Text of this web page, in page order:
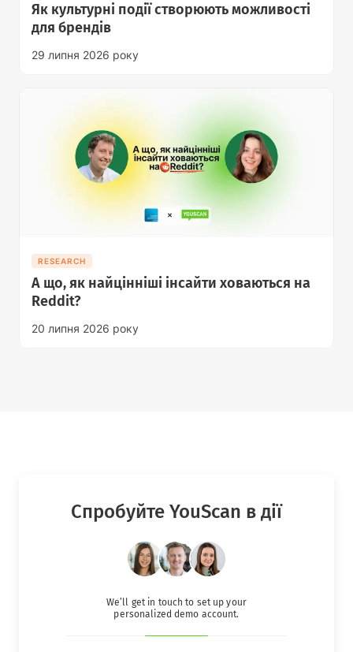
Як культурні події створюють можливості
для брендів
29 липня 2026 року
RESEARCH
А що, як найцінніші інсайти ховаються на
Reddit?
20 липня 2026 року
Спробуйте YouScan в дії
We’ll get in touch to set up your
personalized demo account.